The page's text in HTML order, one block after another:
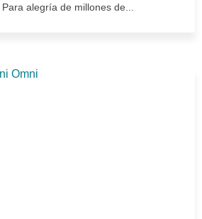
alegría de millones de...